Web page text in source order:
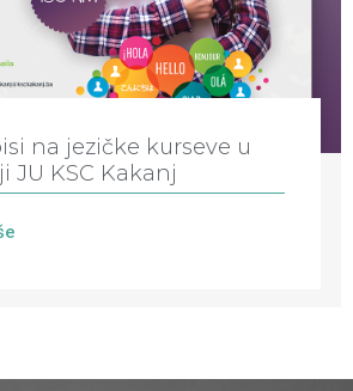
na jezičke kurseve u
JU KSC Kakanj